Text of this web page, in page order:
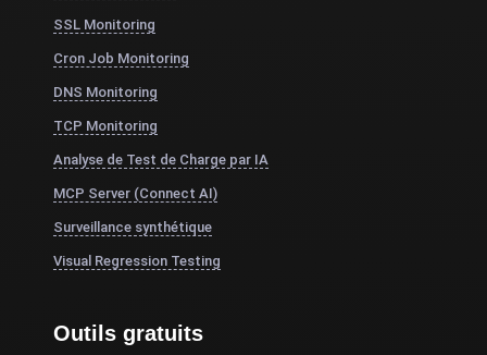
SSL Monitoring
Cron Job Monitoring
DNS Monitoring
TCP Monitoring
Analyse de Test de Charge par IA
MCP Server (Connect AI)
Surveillance synthétique
Visual Regression Testing
Outils gratuits